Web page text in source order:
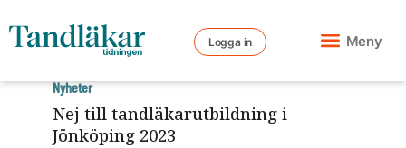
Logga in Meny
Nej till tandläkarutbildning i
Jönköping 2023
Nyheter